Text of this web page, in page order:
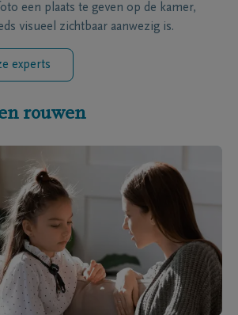
een plaats te geven op de kamer,
visueel zichtbaar aanwezig is.
experts
rouwen